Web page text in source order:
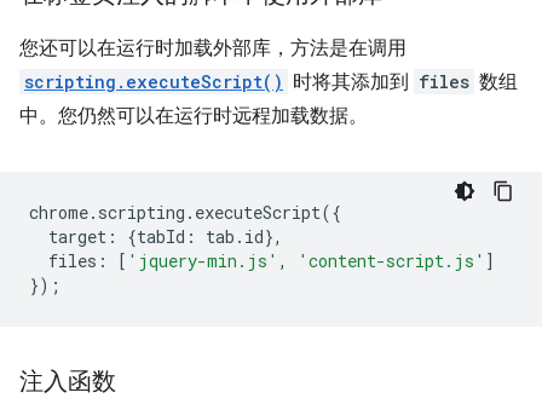
您还可以在运行时加载外部库，方法是在调用
scripting.executeScript() 时将其添加到 files 数组
中。您仍然可以在运行时远程加载数据。
chrome. scripting . executeScript({
target : {tabId : tab . id},
files : [ 'jquery-min.js' , 'content-script.js' ]
});
注入函数